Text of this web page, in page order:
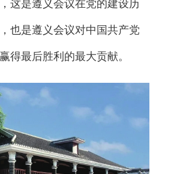
这是遵义会议在党的建设历
也是遵义会议对中国共产党
得最后胜利的最大贡献。